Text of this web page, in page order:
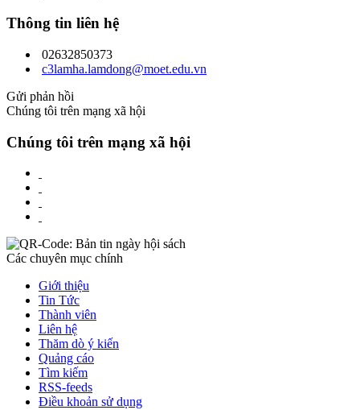
Thông tin liên hệ
02632850373
c3lamha.lamdong@moet.edu.vn
Gửi phản hồi
Chúng tôi trên mạng xã hội
Chúng tôi trên mạng xã hội
Các chuyên mục chính
Giới thiệu
Tin Tức
Thành viên
Liên hệ
Thăm dò ý kiến
Quảng cáo
Tìm kiếm
RSS-feeds
Điều khoản sử dụng